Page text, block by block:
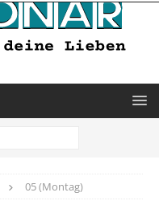
05 (Montag)